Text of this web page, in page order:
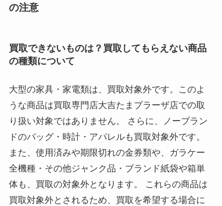
の注意
買取できないものは？買取してもらえない商品
の種類について
大型の家具・家電類は、買取対象外です。このよ
うな商品は買取専門店大吉たまプラーザ店での取
り扱い対象ではありません。 さらに、ノーブラン
ドのバッグ・時計・アパレルも買取対象外です。
また、使用済みや期限切れの金券類や、ガラケー
全機種・その他ジャンク品・ブランド紙袋や箱単
体も、買取の対象外となります。 これらの商品は
買取対象外とされるため、買取を希望する場合に